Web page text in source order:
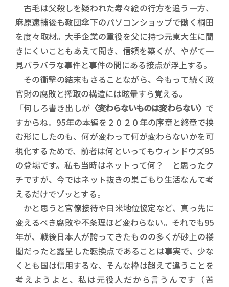
古毛は父殺しを疑われた寿々絵の行方を追う一方、
麻原逮捕後も教団傘下のパソコンショップで働く桐田
を度々取材。大手企業の重役を父に持つ元東大生に聞
きにくいこともあえて聞き、信頼を築くが、やがて一
見バラバラな事件と事件の間にある接点が浮上する。
その衝撃の結末もさることながら、今もって続く政
官財の腐敗と搾取の構造には眩暈すら覚える。
「何しろ書き出しが 〈変わらないものは変わらない〉 で
すからね。95年の本編を２０２０年の序章と終章で挟
む形にしたのも、何が変わって何が変わらないかを可
視化するためで、前者は何といってもウィンドウズ95
の登場です。私も当時はネットって何？ と思ったク
チですが、今ではネット抜きの巣ごもり生活なんて考
えるだけでゾッとする。
かと思うと官僚接待や日米地位協定など、真っ先に
変えるべき腐敗や不条理ほど変わらない。それでも95
年が、戦後日本人が誇ってきたものの多くが砂上の楼
閣だったと露呈した転換点であることは事実で、少な
くとも国は信用するな、そんな枠は超えて違うことを
考えようよと、私は元役人だから言うんです（苦